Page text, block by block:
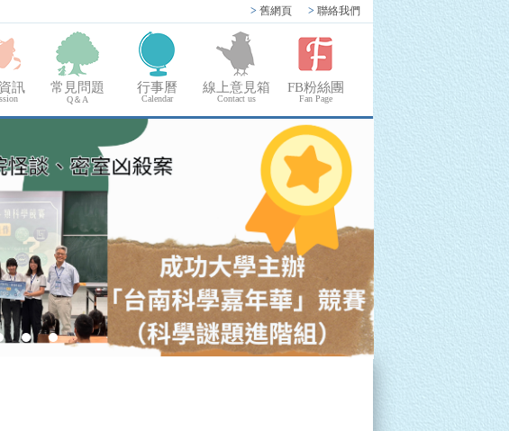
> 舊網頁 > 聯絡我們
訊 常見問題
Q＆A
行事曆
Calendar
線上意見箱
Contact us
FB粉絲團
Fan Page